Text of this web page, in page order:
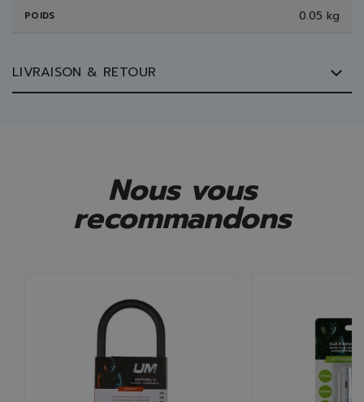
POIDS 0.05 kg
LIVRAISON & RETOUR
Nous vous
recommandons